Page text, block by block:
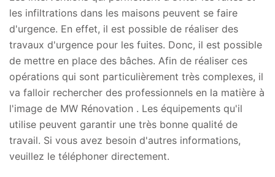
les infiltrations dans les maisons peuvent se faire
d'urgence. En effet, il est possible de réaliser des
travaux d'urgence pour les fuites. Donc, il est possible
de mettre en place des bâches. Afin de réaliser ces
opérations qui sont particulièrement très complexes, il
va falloir rechercher des professionnels en la matière à
l'image de MW Rénovation . Les équipements qu'il
utilise peuvent garantir une très bonne qualité de
travail. Si vous avez besoin d'autres informations,
veuillez le téléphoner directement.